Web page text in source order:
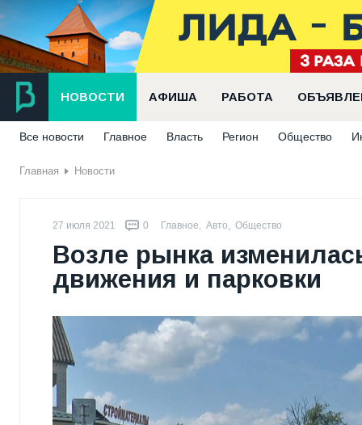
НОВОСТИ АФИША РАБОТА
Все новости Главное Власть Регион Общество
Главная Новости
27 июля 2021 0 Главное, Авто, Общество
Возле рынка
движения и парковки